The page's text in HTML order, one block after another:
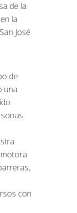
de la
la
José
de
una
con